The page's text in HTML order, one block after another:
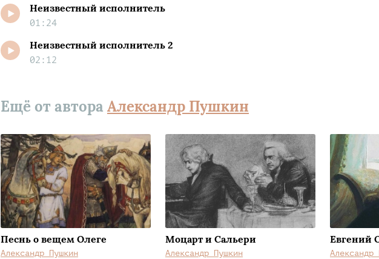
Неизвестный исполнитель
01:24
Неизвестный исполнитель 2
02:12
Ещё от автора Александр Пушкин
Песнь о вещем Олеге
Александр Пушкин
Моцарт и Сальери
Александр Пушкин
Евгений
Александр